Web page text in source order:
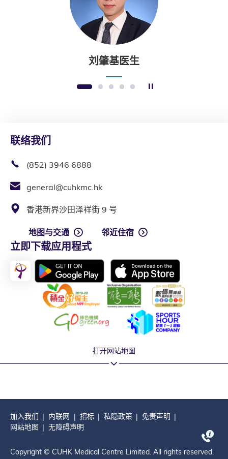
刘肇基医生
1 2 3 4 5
联络我们
(852) 3946 6888
general@cuhkmc.hk
香港新界沙田泽祥街 9 号
地图与交通 邻近住宿
立即下载应用程式
打开网站地图
加入我们 内联网 招标 私隐政策
免责声明
网站地图
无障碍声明
Copyright © CUHK Medical Centre Limited. All rights reserved.